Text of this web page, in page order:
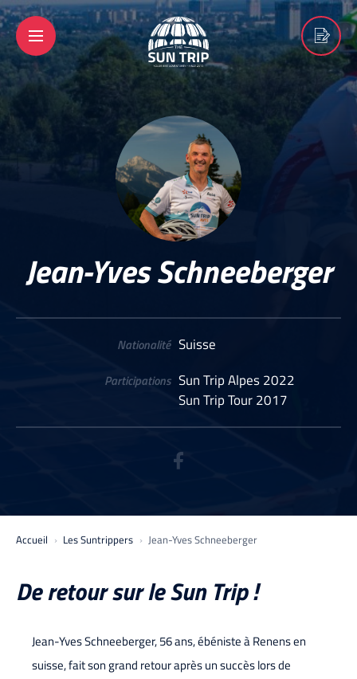
Jean-Yves Schneeberger
Nationalité Suisse
Participations Sun Trip Alpes 2022
Sun Trip Tour 2017
Accueil Les Suntrippers Jean-Yves Schneeberger
De retour sur le Sun Trip !
Jean-Yves Schneeberger, 56 ans, ébéniste à Renens en
suisse, fait son grand retour après un succès lors de